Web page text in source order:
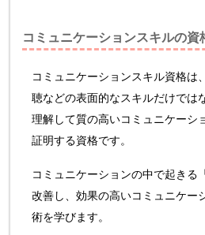
コミュニケーションスキルの資
コミュニケーションスキル資格は
聴などの表面的なスキルだけでは
理解して質の高いコミュニケーシ
証明する資格です。
コミュニケーションの中で起きる
改善し、効果の高いコミュニケー
術を学びます。